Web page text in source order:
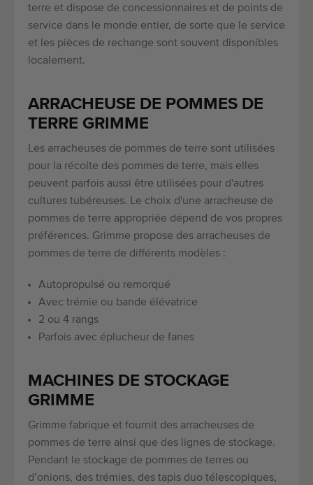
terre et dispose de concessionnaires et de points de
service dans le monde entier, de sorte que le service
et les pièces de rechange sont souvent disponibles
localement.
ARRACHEUSE DE POMMES DE
TERRE GRIMME
Les arracheuses de pommes de terre sont utilisées
pour la récolte des pommes de terre, mais elles
peuvent parfois aussi être utilisées pour d'autres
cultures tubéreuses. Le choix d'une arracheuse de
pommes de terre appropriée dépend de vos propres
préférences. Grimme propose des arracheuses de
pommes de terre de différents modèles :
Autopropulsé ou remorqué
Avec trémie ou bande élévatrice
2 ou 4 rangs
Parfois avec éplucheur de fanes
MACHINES DE STOCKAGE
GRIMME
Grimme fabrique et fournit des arracheuses de
pommes de terre ainsi que des lignes de stockage.
Pendant le stockage de pommes de terres ou
d’onions, des trémies, des tapis duo télescopiques,